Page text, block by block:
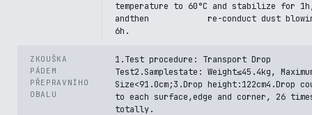
temperature to 60°C and stabilize for
andthen re-conduct dust
6h.
ZKOUŠKA
PÁDEM
PŘEPRAVNÍHO
OBALU
1.Test procedure: Transport Drop
Test2.Samplestate: Weight≤45.4kg,
Size<91.0cm;3.Drop height:122cm4.Drop
to each surface,edge and corner, 26
totally.